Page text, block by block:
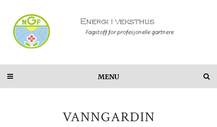
MENU
VANNGARDIN